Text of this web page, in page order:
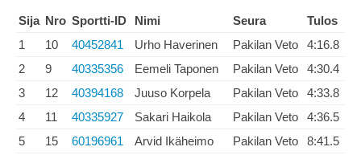
Sija Nro Sportti-ID Nimi Seura
Tulos
1
10 40452841 Urho Haverinen Pakilan Veto
4:16.8
2
9 40335356 Eemeli Taponen Pakilan Veto
4:30.4
3
12 40394168 Juuso Korpela Pakilan Veto
4:33.8
4
11 40335927 Sakari Haikola Pakilan Veto
4:36.5
5
15 60196961 Arvid Ikäheimo Pakilan Veto
8:41.5